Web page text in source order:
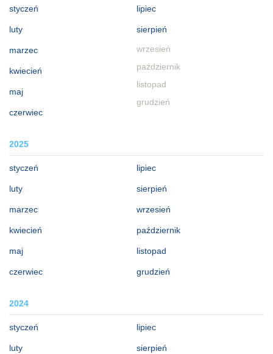
styczeń
luty
marzec
kwiecień
maj
czerwiec
lipiec
sierpień
wrzesień
październik
listopad
grudzień
2025
styczeń
luty
marzec
kwiecień
maj
czerwiec
lipiec
sierpień
wrzesień
październik
listopad
grudzień
2024
styczeń
luty
lipiec
sierpień